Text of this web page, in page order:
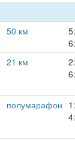
50 км
21 км
полумарафон